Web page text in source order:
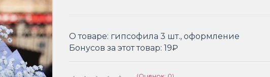
О товаре: гипсофила 3 шт., оформление
Бонусов за этот товар: 19₽